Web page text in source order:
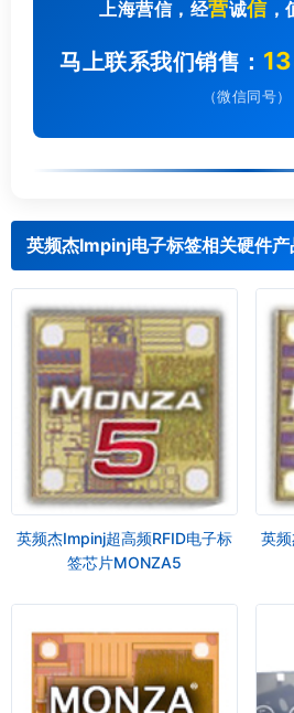
上海营信，经营诚信，
马上联系我们销售：
（微信同号）
英频杰Impinj电子标签相关硬件产
英频杰Impinj超高频RFID电子标
签芯片MONZA5
英